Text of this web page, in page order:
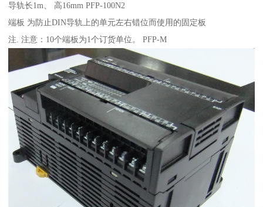
导轨长1m、 高16mm PFP-100N2
端板 为防止DIN导轨上的单元左右错位而使用的固定板
注. 注意：10个端板为1个订货单位。 PFP-M